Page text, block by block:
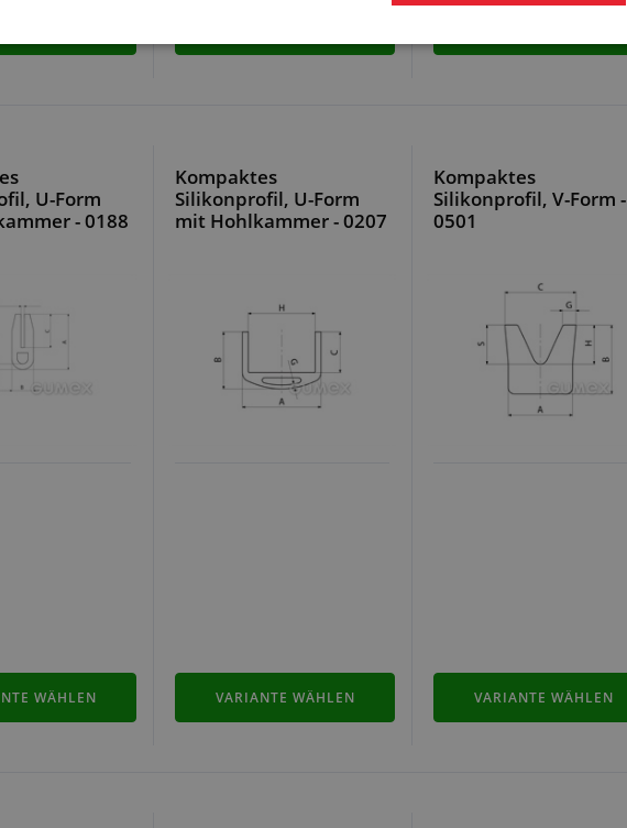
U-Form
- 0188
WÄHLEN
Kompaktes
Silikonprofil, U-Form
mit Hohlkammer - 0207
VARIANTE WÄHLEN
Kompaktes
Silikonprofil, V-Form -
0501
VARIANTE WÄHLEN